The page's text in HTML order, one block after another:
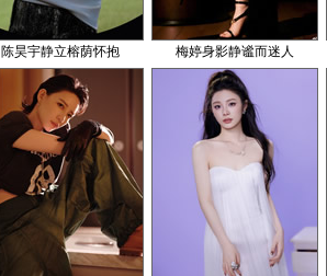
陈昊宇静立榕荫怀抱 梅婷身影静谧而迷人